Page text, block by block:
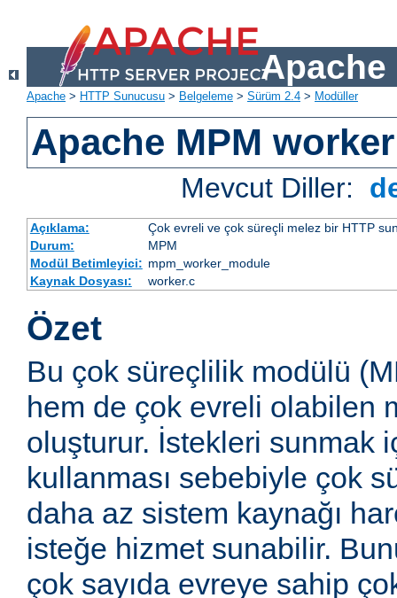
Apache
Apache > HTTP Sunucusu > Belgeleme > Sürüm 2.4 > Modüller
Apache MPM worker
Mevcut Diller:
Açıklama:
Çok evreli ve çok süreçli melez bir HTTP
Durum:
MPM
Modül Betimleyici: mpm_worker_module
Kaynak Dosyası:
worker.c
Özet
Bu çok süreçlilik modülü
hem de çok evreli olabilen
oluşturur. İstekleri sunmak
kullanması sebebiyle çok
daha az sistem kaynağı
isteğe hizmet sunabilir.
çok sayıda evreye sahip